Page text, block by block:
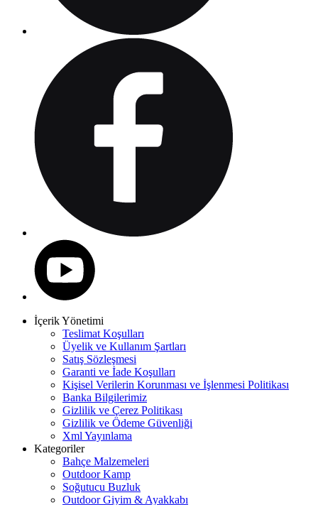
İçerik Yönetimi
Teslimat Koşulları
Üyelik ve Kullanım Şartları
Satış Sözleşmesi
Garanti ve İade Koşulları
Kişisel Verilerin Korunması ve İşlenmesi Politikası
Banka Bilgilerimiz
Gizlilik ve Çerez Politikası
Gizlilik ve Ödeme Güvenliği
Xml Yayınlama
Kategoriler
Bahçe Malzemeleri
Outdoor Kamp
Soğutucu Buzluk
Outdoor Giyim & Ayakkabı